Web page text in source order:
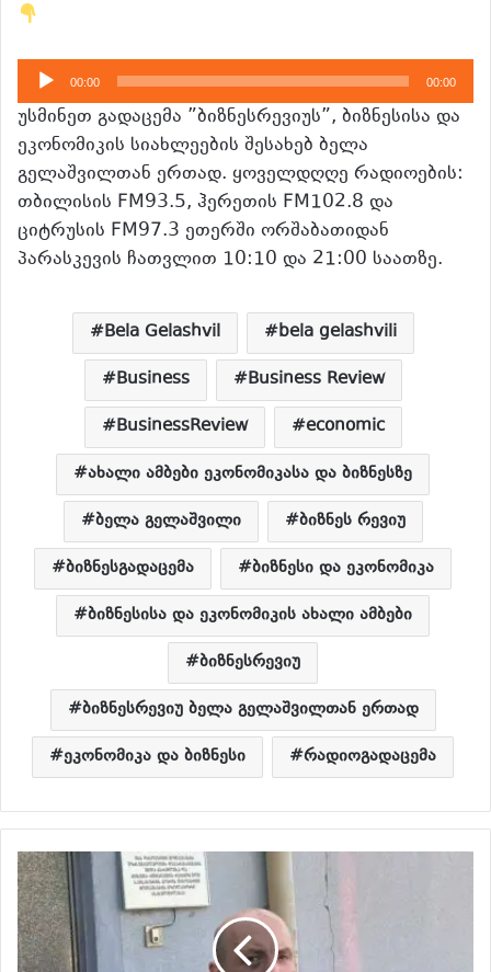
აუდიო
დამკვრელი
00:00 00:00
უსმინეთ გადაცემა ”ბიზნესრევიუს”, ბიზნესისა და
ეკონომიკის სიახლეების შესახებ ბელა
გელაშვილთან ერთად. ყოველდღღე რადიოების:
თბილისის FM93.5, ჰერეთის FM102.8 და
ციტრუსის FM97.3 ეთერში ორშაბათიდან
პარასკევის ჩათვლით 10:10 და 21:00 საათზე.
Bela Gelashvil
bela gelashvili
Business
Business Review
BusinessReview
economic
ახალი ამბები ეკონომიკასა და ბიზნესზე
ბელა გელაშვილი
ბიზნეს რევიუ
ბიზნესგადაცემა
ბიზნესი და ეკონომიკა
ბიზნესისა და ეკონომიკის ახალი ამბები
ბიზნესრევიუ
ბიზნესრევიუ ბელა გელაშვილთან ერთად
ეკონომიკა და ბიზნესი
რადიოგადაცემა